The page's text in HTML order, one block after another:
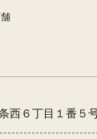
西６丁目１番５